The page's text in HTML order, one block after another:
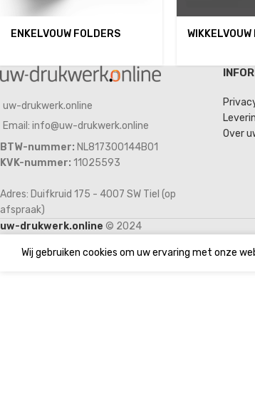
ENKELVOUW FOLDERS
uw-drukwerk.online
Email: info@uw-drukwerk.online
BTW-nummer: NL817300144B01
KVK-nummer: 11025593
Adres: Duifkruid 175 - 4007 SW Tiel (op
afspraak)
Over
uw-drukwerk.online © 2024
Wij gebruiken cookies om uw ervaring met onze